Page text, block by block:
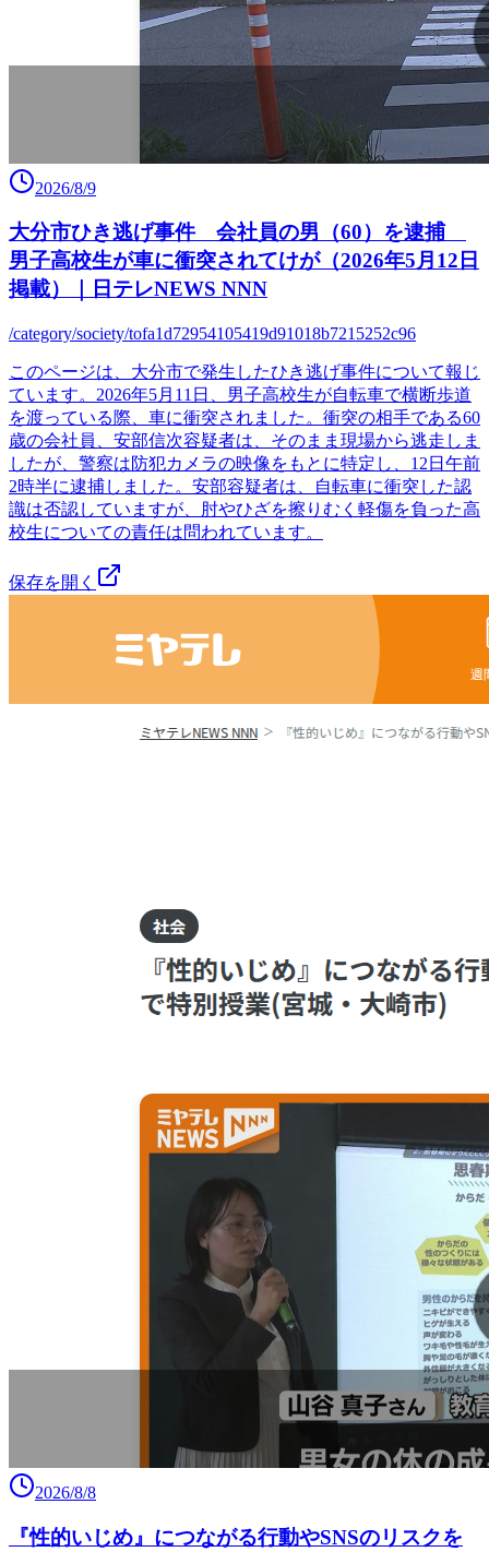
2026/8/9
大分市ひき逃げ事件 会社員の男（60）を逮捕
男子高校生が車に衝突されてけが（2026年5月12日
掲載）｜日テレNEWS NNN
/category/society/tofa1d72954105419d91018b7215252c96
このページは、大分市で発生したひき逃げ事件について報じ
ています。2026年5月11日、男子高校生が自転車で横断歩道
を渡っている際、車に衝突されました。衝突の相手である60
歳の会社員、安部信次容疑者は、そのまま現場から逃走しま
したが、警察は防犯カメラの映像をもとに特定し、12日午前
2時半に逮捕しました。安部容疑者は、自転車に衝突した認
識は否認していますが、肘やひざを擦りむく軽傷を負った高
校生についての責任は問われています。
保存を開く
2026/8/8
『性的いじめ』につながる行動やSNSのリスクを